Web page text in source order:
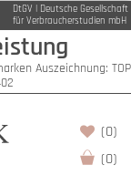
DtGV | Deutsche Gesellschaft
für Verbraucherstudien mbH
Auszeichnung: TOP
(0)
(0)